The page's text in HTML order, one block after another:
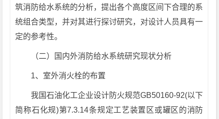
筑消防给水系统的分析，提出各个高度区间下合理的系
统组合类型，并对其进行探讨研究，对设计人员具有一
定的参考性。
（二）国内外消防给水系统研究现状分析
1、室外消火栓的布置
我国石油化工企业设计防火规范GB50160-92(以下
简称石化规)第7.3.14条规定工艺装置区或罐区的消防